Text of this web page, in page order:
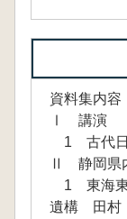
資料集内容
Ⅰ 講演
1 古代日
Ⅱ 静岡県
1 東海東
遺構 田村